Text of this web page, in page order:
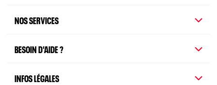
NOS SERVICES
BESOIN D'AIDE ?
INFOS LÉGALES